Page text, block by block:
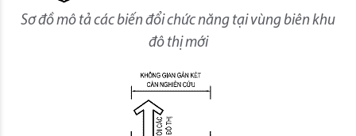
Sơ đồ mô tả các biến đổi chức năng tại vùng biên khu
đô thị mới